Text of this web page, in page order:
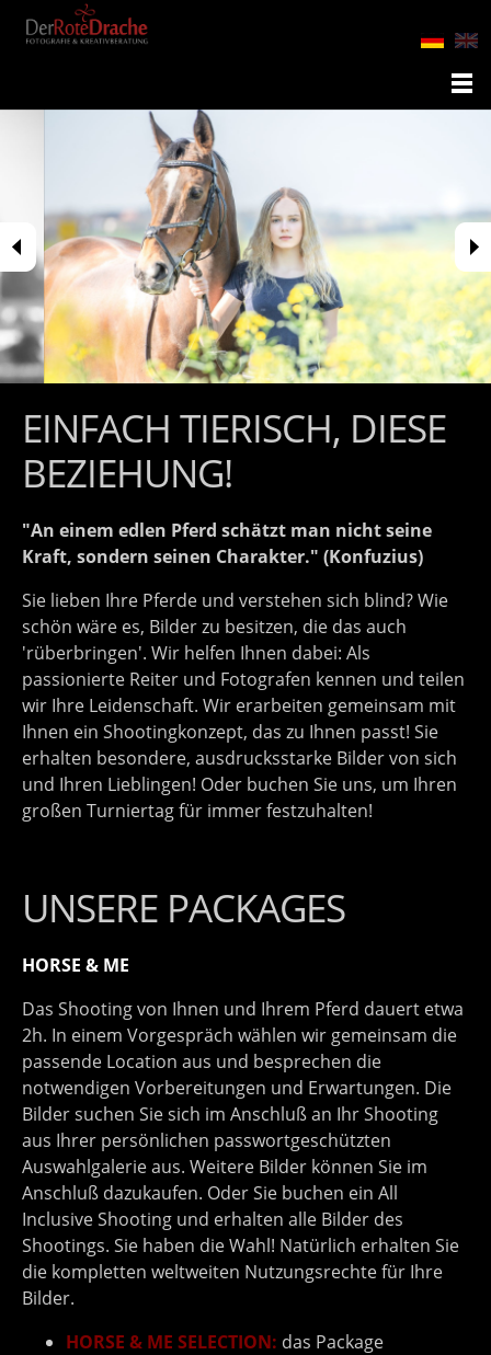
EINFACH TIERISCH, DIESE
BEZIEHUNG!
"An einem edlen Pferd schätzt man nicht seine
Kraft, sondern seinen Charakter." (Konfuzius)
Sie lieben Ihre Pferde und verstehen sich blind? Wie
schön wäre es, Bilder zu besitzen, die das auch
'rüberbringen'. Wir helfen Ihnen dabei: Als
passionierte Reiter und Fotografen kennen und teilen
wir Ihre Leidenschaft. Wir erarbeiten gemeinsam mit
Ihnen ein Shootingkonzept, das zu Ihnen passt! Sie
erhalten besondere, ausdrucksstarke Bilder von sich
und Ihren Lieblingen! Oder buchen Sie uns, um Ihren
großen Turniertag für immer festzuhalten!
UNSERE PACKAGES
HORSE & ME
Das Shooting von Ihnen und Ihrem Pferd dauert etwa
2h. In einem Vorgespräch wählen wir gemeinsam die
passende Location aus und besprechen die
notwendigen Vorbereitungen und Erwartungen. Die
Bilder suchen Sie sich im Anschluß an Ihr Shooting
aus Ihrer persönlichen passwortgeschützten
Auswahlgalerie aus. Weitere Bilder können Sie im
Anschluß dazukaufen. Oder Sie buchen ein All
Inclusive Shooting und erhalten alle Bilder des
Shootings. Sie haben die Wahl! Natürlich erhalten Sie
die kompletten weltweiten Nutzungsrechte für Ihre
Bilder.
HORSE & ME SELECTION: das Package